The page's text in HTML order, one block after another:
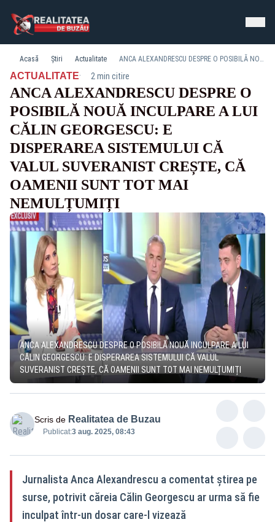
Acasă Știri Actualitate ANCA ALEXANDRESCU DESPRE O POSIBILĂ NOUĂ INCULPARE A LUI CĂLIN GEORGESCU: E DISPERAREA SISTEMULUI CĂ VALUL SUVERANIST CREȘTE, CĂ OAMENII SUNT TOT MAI NEMULȚUMIȚI
ACTUALITATE· 2 min citire
ANCA ALEXANDRESCU DESPRE O
POSIBILĂ NOUĂ INCULPARE A LUI
CĂLIN GEORGESCU: E
DISPERAREA SISTEMULUI CĂ
VALUL SUVERANIST CREȘTE, CĂ
OAMENII SUNT TOT MAI
NEMULȚUMIȚI
ANCA ALEXANDRESCU DESPRE O POSIBILĂ NOUĂ INCULPARE A LUI
CĂLIN GEORGESCU: E DISPERAREA SISTEMULUI CĂ VALUL
SUVERANIST CREȘTE, CĂ OAMENII SUNT TOT MAI NEMULȚUMIȚI
Scris de Realitatea de Buzau
Publicat:3 aug. 2025, 08:43
Jurnalista Anca Alexandrescu a comentat știrea pe
surse, potrivit căreia Călin Georgescu ar urma să fie
inculpat într-un dosar care-l vizează